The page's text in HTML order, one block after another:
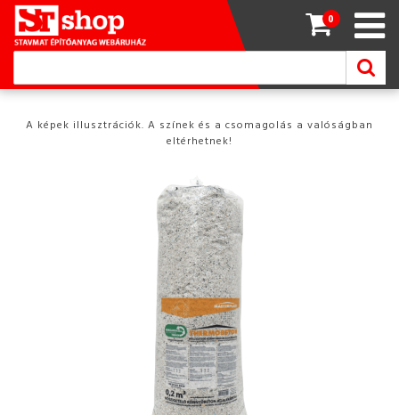
0
A képek illusztrációk. A színek és a csomagolás a valóságban
eltérhetnek!